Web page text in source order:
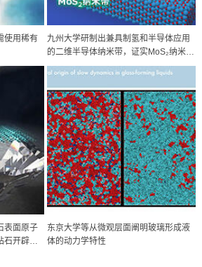
使用稀有
九州大学研制出兼具制氢和半导体应用
的二维半导体纳米带，证实MoS₂纳米带
具有高催化活性和晶体管性能
表面原子
石开辟新
东京大学等从微观层面阐明玻璃形成液
体的动力学特性
光晶格钟，构建网络将其打造为下一代社会